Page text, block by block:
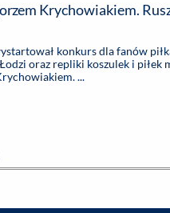
Rusza konkurs Auchan z
konkurs dla fanów
oraz repliki koszulek i piłek
...